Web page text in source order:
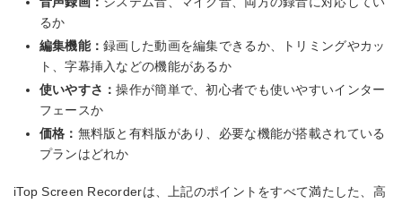
るか
編集機能：録画した動画を編集できるか、トリミングやカッ
ト、字幕挿入などの機能があるか
使いやすさ：操作が簡単で、初心者でも使いやすいインター
フェースか
価格： 無料版と有料版があり、必要な機能が搭載されている
プランはどれか
iTop Screen Recorderは、上記のポイントをすべて満たした、高